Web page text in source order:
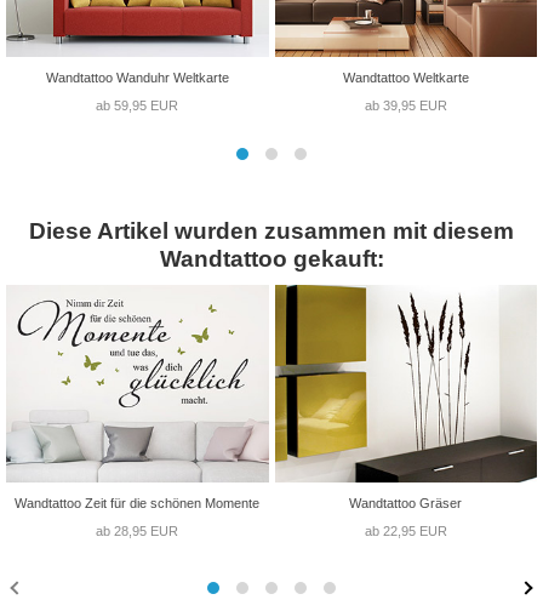
Wandtattoo Wanduhr Weltkarte
ab 59,95 EUR
Wandtattoo Weltkarte
ab 39,95 EUR
Diese Artikel wurden zusammen mit diesem
Wandtattoo gekauft:
Wandtattoo Zeit für die schönen Momente
ab 28,95 EUR
Wandtattoo Gräser
ab 22,95 EUR